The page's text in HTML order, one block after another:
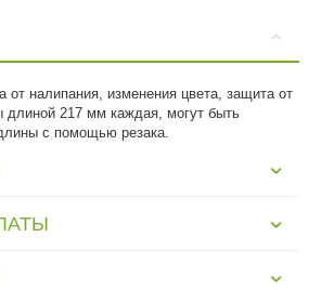
от налипания, изменения цвета, защита от
длиной 217 мм каждая, могут быть
с помощью резака.